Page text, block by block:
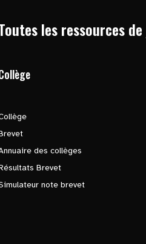
les ressources de
des collèges
Brevet
note brevet